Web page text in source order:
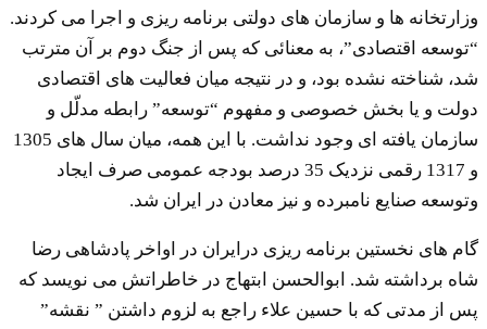
وزارتخانه ها و سازمان های دولتی برنامه ریزی و اجرا می کردند.
“توسعه اقتصادی”، به معنائی که پس از جنگ دوم بر آن مترتب
شد، شناخته نشده بود، و در نتیجه میان فعالیت های اقتصادی
دولت و یا بخش خصوصی و مفهوم “توسعه” رابطه مدلّل و
سازمان یافته ای وجود نداشت. با این همه، میان سال های 1305
و 1317 رقمی نزدیک 35 درصد بودجه عمومی صرف ایجاد
وتوسعه صنایع نامبرده و نیز معادن در ایران شد.
گام های نخستین برنامه ریزی درایران در اواخر پادشاهی رضا
شاه برداشته شد. ابوالحسن ابتهاج در خاطراتش می نویسد که
پس از مدتی که با حسین علاء راجع به لزوم داشتن ” نقشه”